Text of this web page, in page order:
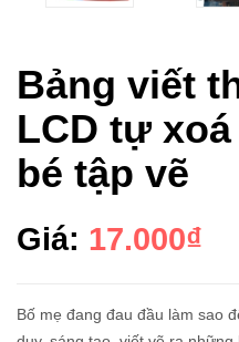
Bảng viết
LCD tự
bé tập vẽ
Giá: 17.000₫
Bố mẹ đang đau đầu làm sao